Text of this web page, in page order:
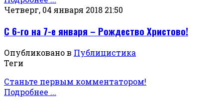
Четверг, 04 января 2018 21:50
С 6-го на 7-е января – Рождество Христово!
Опубликовано в Публицистика
Теги
Станьте первым комментатором!
Подробнее ...